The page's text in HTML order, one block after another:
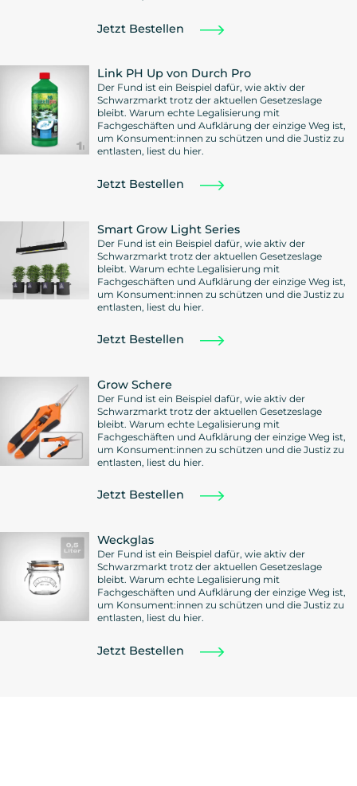
Jetzt Bestellen
Link PH Up von Durch Pro
Der Fund ist ein Beispiel dafür, wie aktiv der
Schwarzmarkt trotz der aktuellen Gesetzeslage
bleibt. Warum echte Legalisierung mit
Fachgeschäften und Aufklärung der einzige Weg ist,
um Konsument:innen zu schützen und die Justiz zu
entlasten, liest du hier.
Jetzt Bestellen
Smart Grow Light Series
Der Fund ist ein Beispiel dafür, wie aktiv der
Schwarzmarkt trotz der aktuellen Gesetzeslage
bleibt. Warum echte Legalisierung mit
Fachgeschäften und Aufklärung der einzige Weg ist,
um Konsument:innen zu schützen und die Justiz zu
entlasten, liest du hier.
Jetzt Bestellen
Grow Schere
Der Fund ist ein Beispiel dafür, wie aktiv der
Schwarzmarkt trotz der aktuellen Gesetzeslage
bleibt. Warum echte Legalisierung mit
Fachgeschäften und Aufklärung der einzige Weg ist,
um Konsument:innen zu schützen und die Justiz zu
entlasten, liest du hier.
Jetzt Bestellen
Weckglas
Der Fund ist ein Beispiel dafür, wie aktiv der
Schwarzmarkt trotz der aktuellen Gesetzeslage
bleibt. Warum echte Legalisierung mit
Fachgeschäften und Aufklärung der einzige Weg ist,
um Konsument:innen zu schützen und die Justiz zu
entlasten, liest du hier.
Jetzt Bestellen